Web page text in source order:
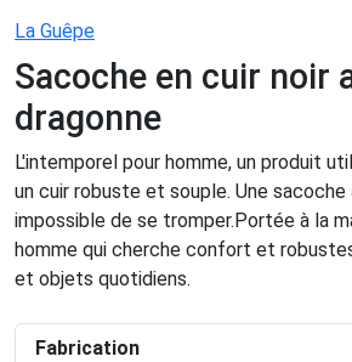
La Guêpe
Sacoche en cuir noir
dragonne
L'intemporel pour homme, un produit
un cuir robuste et souple. Une sacoche
impossible de se tromper.Portée à la
homme qui cherche confort et
et objets quotidiens.
Fabrication